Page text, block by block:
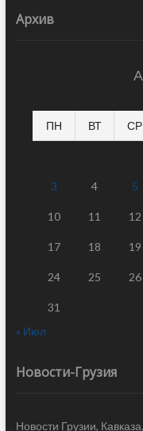
Архив
ПН ВТ СР
3 4 5
10 11 12
17 18 19
24 25 26
31
« Июл
Новости-Грузия
Новости Грузии,